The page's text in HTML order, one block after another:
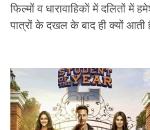
फिल्मों व धारावाहिकाें में दलितों में
पात्रों के दखल के बाद ही क्यों आती